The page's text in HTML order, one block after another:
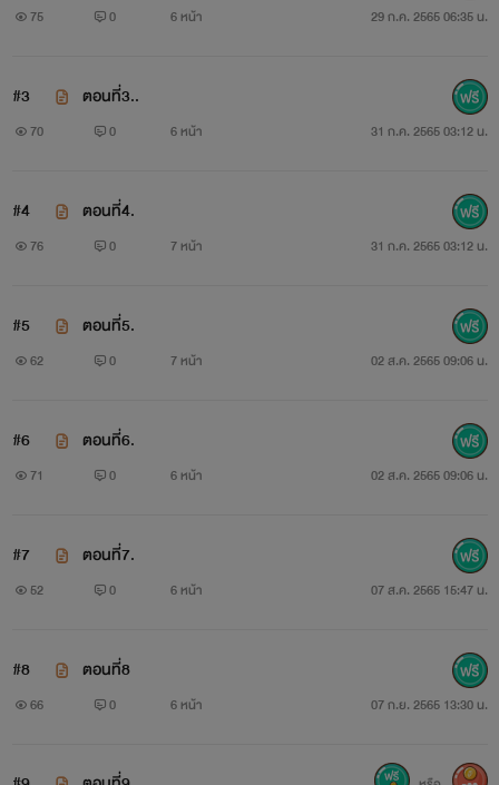
75 0 6 หน้า 29 ก.ค. 2565 06:35 น.
#3 ตอนที่3..
70 0 6 หน้า 31 ก.ค. 2565 03:12 น.
#4 ตอนที่4.
76 0 7 หน้า 31 ก.ค. 2565 03:12 น.
#5 ตอนที่5.
62 0 7 หน้า 02 ส.ค. 2565 09:06 น.
#6 ตอนที่6.
71 0 6 หน้า 02 ส.ค. 2565 09:06 น.
#7 ตอนที่7.
52 0 6 หน้า 07 ส.ค. 2565 15:47 น.
#8 ตอนที่8
66 0 6 หน้า 07 ก.ย. 2565 13:30 น.